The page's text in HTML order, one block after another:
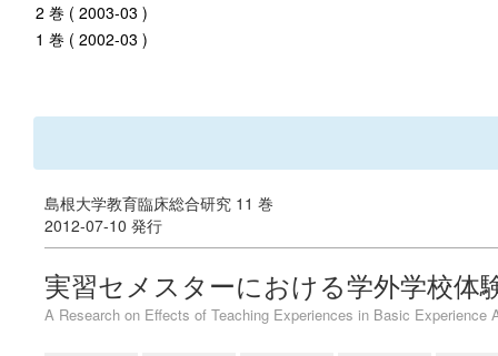
2 巻 ( 2003-03 )
1 巻 ( 2002-03 )
島根大学教育臨床総合研究 11 巻
2012-07-10 発行
実習セメスターにおける学外学校体
A Research on Effects of Teaching Experiences in Basic Experience